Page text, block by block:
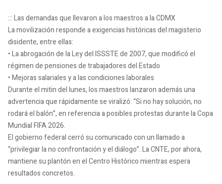
::: Las demandas que llevaron a los maestros a la CDMX
La movilización responde a exigencias históricas del magisterio
disidente, entre ellas:
• La abrogación de la Ley del ISSSTE de 2007, que modificó el
régimen de pensiones de trabajadores del Estado
• Mejoras salariales y a las condiciones laborales
Durante el mitin del lunes, los maestros lanzaron además una
advertencia que rápidamente se viralizó: “Si no hay solución, no
rodará el balón”, en referencia a posibles protestas durante la Copa
Mundial FIFA 2026.
El gobierno federal cerró su comunicado con un llamado a
“privilegiar la no confrontación y el diálogo”. La CNTE, por ahora,
mantiene su plantón en el Centro Histórico mientras espera
resultados concretos.